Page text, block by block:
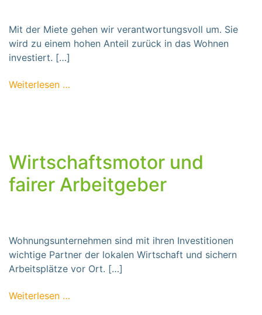
Mit der Miete gehen wir verantwortungsvoll um. Sie
wird zu einem hohen Anteil zurück in das Wohnen
investiert. […]
Weiterlesen …
Wirtschaftsmotor und
fairer Arbeitgeber
Wohnungsunternehmen sind mit ihren Investitionen
wichtige Partner der lokalen Wirtschaft und sichern
Arbeitsplätze vor Ort. […]
Weiterlesen …